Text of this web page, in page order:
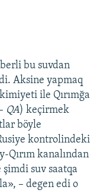
bu suvdan
Aksine yapmaq
ile Qırımğa
QA) keçirmek
böyle
kontrolindeki
Qırım kanalından
suv saatqa
– degen edi o